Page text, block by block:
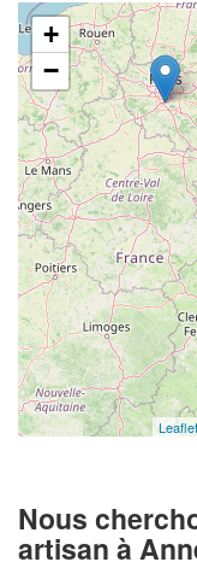
+
−
Leaflet
Nous
artisan à